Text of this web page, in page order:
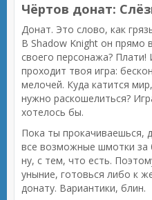
Чёртов донат:
Донат. Это слово, как
В Shadow Knight он прямо
своего персонажа?
проходит твоя игра:
мелочей. Куда катится
нужно раскошелиться?
хотелось бы.
Пока ты прокачиваешься,
все возможные шмотки за
ну, с тем, что есть.
уныние, готовься либо к
донату. Вариантики, блин.